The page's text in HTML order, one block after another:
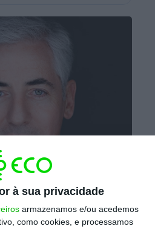
à sua privacidade
armazenamos e/ou acedemos
como cookies, e processamos
da HHH, a ambição passa por
de longo prazo assente
aproveitando as semelhanças
Hathaway de Buffett.